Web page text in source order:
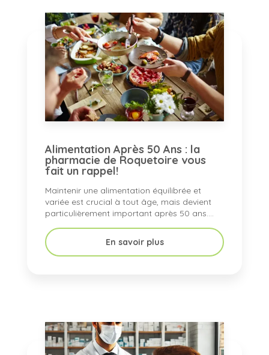
Alimentation Après 50 Ans : la
pharmacie de Roquetoire vous
fait un rappel!
Maintenir une alimentation équilibrée et
variée est crucial à tout âge, mais devient
particulièrement important après 50 ans....
En savoir plus